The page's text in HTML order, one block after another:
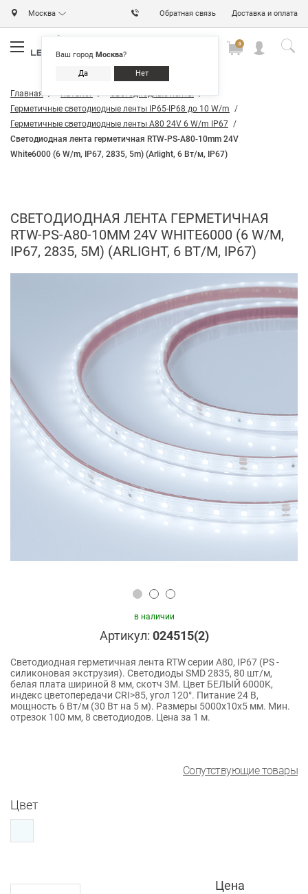
Москва
Ваш город Москва?
Да Нет
Обратная связь Доставка и оплата
0
Главная Каталог
Светодиодные ленты
Герметичные светодиодные ленты IP65-IP68 до 10 W/m
Герметичные светодиодные ленты A80 24V 6 W/m IP67
Светодиодная лента герметичная RTW-PS-A80-10mm 24V
White6000 (6 W/m, IP67, 2835, 5m) (Arlight, 6 Вт/м, IP67)
СВЕТОДИОДНАЯ ЛЕНТА ГЕРМЕТИЧНАЯ
RTW-PS-A80-10MM 24V WHITE6000 (6 W/M,
IP67, 2835, 5M) (ARLIGHT, 6 ВТ/М, IP67)
в наличии
Артикул: 024515(2)
Светодиодная герметичная лента RTW серии A80, IP67 (PS -
силиконовая экструзия). Светодиоды SMD 2835, 80 шт/м,
белая плата шириной 8 мм, скотч 3M. Цвет БЕЛЫЙ 6000K,
индекс цветопередачи CRI>85, угол 120°. Питание 24 В,
мощность 6 Вт/м (30 Вт на 5 м). Размеры 5000x10x5 мм. Мин.
отрезок 100 мм, 8 светодиодов. Цена за 1 м.
Сопутствующие товары
Цвет
Цена